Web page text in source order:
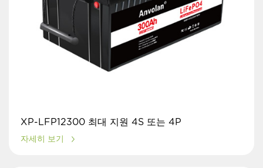
XP-LFP12300 최대 지원 4S 또는 4P
자세히 보기